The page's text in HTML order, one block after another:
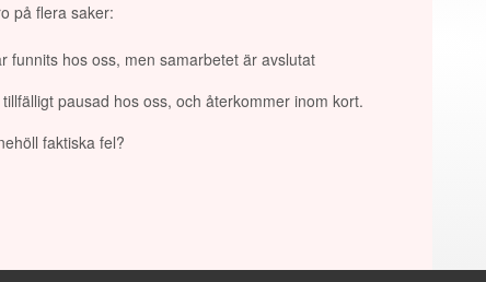
på flera saker:
funnits hos oss, men samarbetet är avslutat
pausad hos oss, och återkommer inom kort.
faktiska fel?